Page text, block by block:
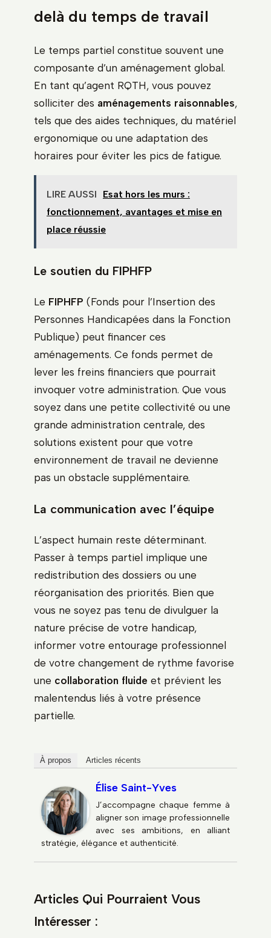
delà du temps de travail
Le temps partiel constitue souvent une
composante d’un aménagement global.
En tant qu’agent RQTH, vous pouvez
solliciter des aménagements raisonnables,
tels que des aides techniques, du matériel
ergonomique ou une adaptation des
horaires pour éviter les pics de fatigue.
LIRE AUSSI
Esat hors les murs :
fonctionnement, avantages et mise en
place réussie
Le soutien du FIPHFP
Le FIPHFP (Fonds pour l’Insertion des
Personnes Handicapées dans la Fonction
Publique) peut financer ces
aménagements. Ce fonds permet de
lever les freins financiers que pourrait
invoquer votre administration. Que vous
soyez dans une petite collectivité ou une
grande administration centrale, des
solutions existent pour que votre
environnement de travail ne devienne
pas un obstacle supplémentaire.
La communication avec l’équipe
L’aspect humain reste déterminant.
Passer à temps partiel implique une
redistribution des dossiers ou une
réorganisation des priorités. Bien que
vous ne soyez pas tenu de divulguer la
nature précise de votre handicap,
informer votre entourage professionnel
de votre changement de rythme favorise
une collaboration fluide et prévient les
malentendus liés à votre présence
partielle.
À propos Articles récents
Élise Saint-Yves
J’accompagne chaque femme à
aligner son image professionnelle
avec ses ambitions, en alliant
stratégie, élégance et authenticité.
Articles Qui Pourraient Vous
Intéresser :